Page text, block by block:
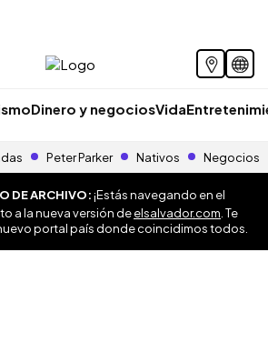
Dinero y negociosVida
Peter Parker Nativos Negocios
DE ARCHIVO:¡Estás navegando en el
a la nueva versión deelsalvador.com . Te
portal país donde coincidimos todos.